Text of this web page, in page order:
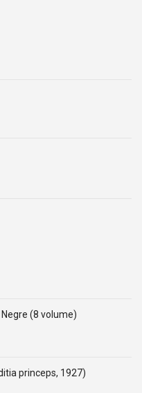
(8 volume)
princeps, 1927)